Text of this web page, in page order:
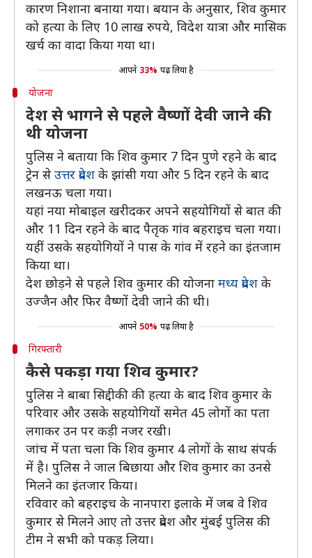
कारण निशाना बनाया गया। बयान के अनुसार, शिव कुमार
को हत्या के लिए 10 लाख रुपये, विदेश यात्रा और मासिक
खर्च का वादा किया गया था।
आपने 33% पढ़ लिया है
योजना
देश से भागने से पहले वैष्णों देवी जाने की
थी योजना
पुलिस ने बताया कि शिव कुमार 7 दिन पुणे रहने के बाद
ट्रेन सेउत्तर प्रदेश के झांसी गया और 5 दिन रहने के बाद
लखनऊ चला गया।
यहां नया मोबाइल खरीदकर अपने सहयोगियों से बात की
और 11 दिन रहने के बाद पैतृक गांव बहराइच चला गया।
यहीं उसके सहयोगियों ने पास के गांव में रहने का इंतजाम
किया था।
देश छोड़ने से पहले शिव कुमार की योजना मध्य प्रदेश के
उज्जैन और फिर वैष्णों देवी जाने की थी।
आपने 50% पढ़ लिया है
गिरफ्तारी
कैसे पकड़ा गया शिव कुमार?
पुलिस ने बाबा सिद्दीकी की हत्या के बाद शिव कुमार के
परिवार और उसके सहयोगियों समेत 45 लोगों का पता
लगाकर उन पर कड़ी नजर रखी।
जांच में पता चला कि शिव कुमार 4 लोगों के साथ संपर्क
में है। पुलिस ने जाल बिछाया और शिव कुमार का उनसे
मिलने का इंतजार किया।
रविवार को बहराइच के नानपारा इलाके में जब वे शिव
कुमार से मिलने आए तो उत्तर प्रदेश और मुंबई पुलिस की
टीम ने सभी को पकड़ लिया।